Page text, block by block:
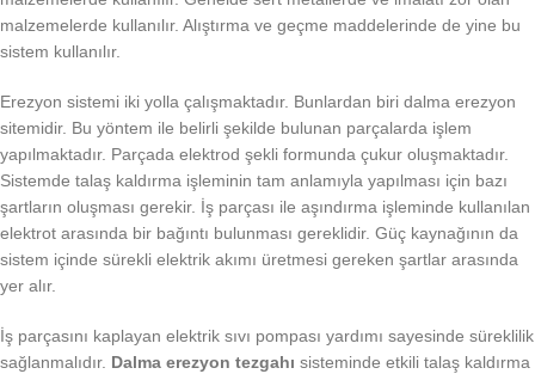
malzemelerde kullanılır. Alıştırma ve geçme maddelerinde de yine bu
sistem kullanılır.
Erezyon sistemi iki yolla çalışmaktadır. Bunlardan biri dalma erezyon
sitemidir. Bu yöntem ile belirli şekilde bulunan parçalarda işlem
yapılmaktadır. Parçada elektrod şekli formunda çukur oluşmaktadır.
Sistemde talaş kaldırma işleminin tam anlamıyla yapılması için bazı
şartların oluşması gerekir. İş parçası ile aşındırma işleminde kullanılan
elektrot arasında bir bağıntı bulunması gereklidir. Güç kaynağının da
sistem içinde sürekli elektrik akımı üretmesi gereken şartlar arasında
yer alır.
İş parçasını kaplayan elektrik sıvı pompası yardımı sayesinde süreklilik
sağlanmalıdır. Dalma erezyon tezgahı sisteminde etkili talaş kaldırma